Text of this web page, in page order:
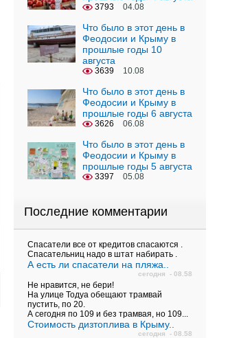
3793 04.08
Что было в этот день в
Феодосии и Крыму в
прошлые годы 10
августа
3639 10.08
Что было в этот день в
Феодосии и Крыму в
прошлые годы 6 августа
3626 06.08
Что было в этот день в
Феодосии и Крыму в
прошлые годы 5 августа
3397 05.08
Последние комментарии
Спасатели все от кредитов спасаются .
Спасательниц надо в штат набирать .
А есть ли спасатели на пляжа..
сегодня - 08.58
Не нравится, не бери!
На улице Тодуа обещают трамвай
пустить, по 20.
А сегодня по 109 и без трамвая, но 109...
Стоимость дизтоплива в Крыму..
сегодня - 08.58